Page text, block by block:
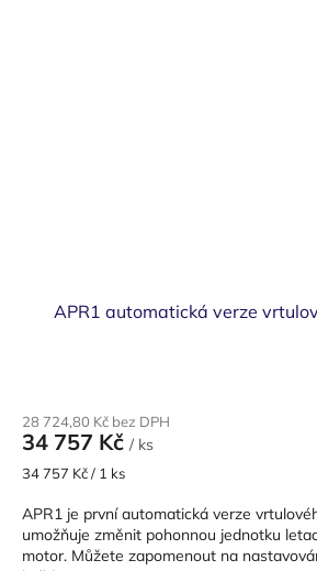
APR1 automatická verze
28 724,80 Kč bez DPH
34 757 Kč / ks
Měrná
34 757 Kč / 1 ks
APR1 je první automatická verze
umožňuje změnit pohonnou jednotku
motor. Můžete zapomenout na